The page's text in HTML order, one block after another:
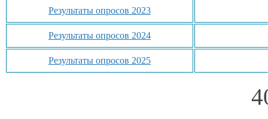
Результаты опросов 2023
Результаты опросов 2024
Результаты опросов 2025